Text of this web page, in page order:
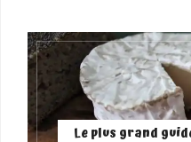
Le plus grand